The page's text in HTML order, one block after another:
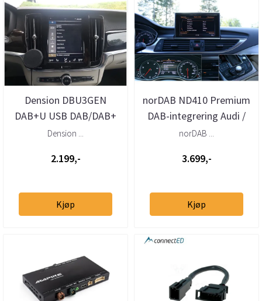
Dension DBU3GEN
DAB+U USB DAB/DAB+
mottaker – helintegrert
Dension ...
2.199,-
Kjøp
norDAB ND410 Premium
DAB-integrering Audi /
VW / Bentley /
norDAB ...
3.699,-
Kjøp